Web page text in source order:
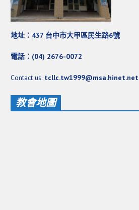
地址：437 台中市大甲區民生路6號
電話：(04) 2676-0072
Contact us: tcllc.tw1999@msa.hinet.net
教會地圖